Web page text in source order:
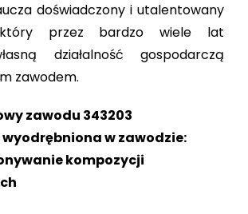
doświadczony i utalentowany
który przez bardzo wiele lat
działalność gospodarczą
zawodem.
zawodu 343203
w zawodzie:
kompozycji